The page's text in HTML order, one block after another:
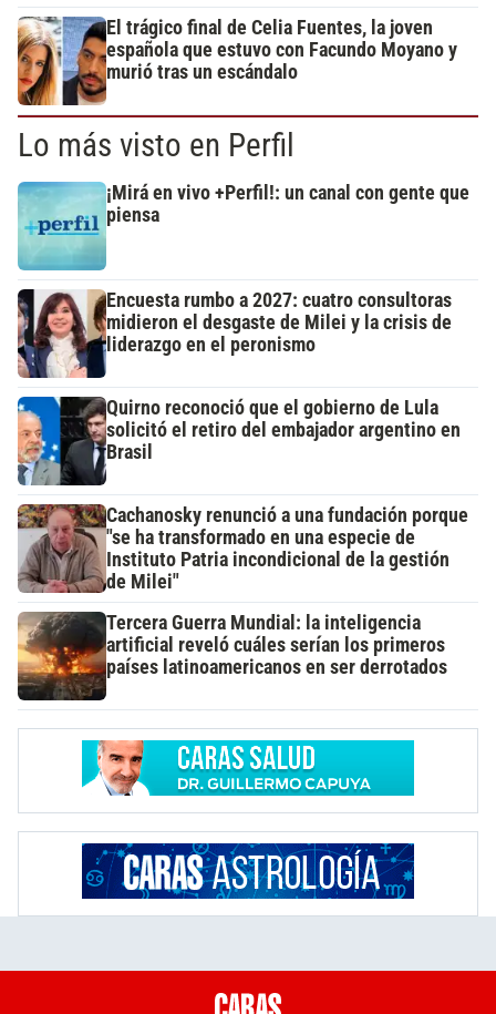
El trágico final de Celia Fuentes, la joven
española que estuvo con Facundo Moyano y
murió tras un escándalo
Lo más visto en Perfil
¡Mirá en vivo +Perfil!: un canal con gente que
piensa
Encuesta rumbo a 2027: cuatro consultoras
midieron el desgaste de Milei y la crisis de
liderazgo en el peronismo
Quirno reconoció que el gobierno de Lula
solicitó el retiro del embajador argentino en
Brasil
Cachanosky renunció a una fundación porque
"se ha transformado en una especie de
Instituto Patria incondicional de la gestión
de Milei"
Tercera Guerra Mundial: la inteligencia
artificial reveló cuáles serían los primeros
países latinoamericanos en ser derrotados